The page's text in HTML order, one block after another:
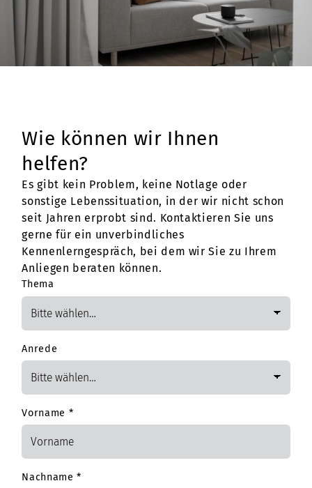
Wie können wir Ihnen
helfen?
Es gibt kein Problem, keine Notlage oder
sonstige Lebenssituation, in der wir nicht schon
seit Jahren erprobt sind. Kontaktieren Sie uns
gerne für ein unverbindliches
Kennenlerngespräch, bei dem wir Sie zu Ihrem
Anliegen beraten können.
Thema
Anrede
Vorname *
Nachname*